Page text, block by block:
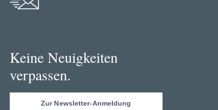
Keine Neuigkeiten
verpassen.
Zur Newsletter-Anmeldung